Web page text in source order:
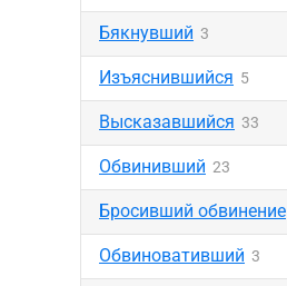
Бякнувший 3
Изъяснившийся 5
Высказавшийся 33
Обвинивший 23
Бросивший обвинение
Обвиновативший 3